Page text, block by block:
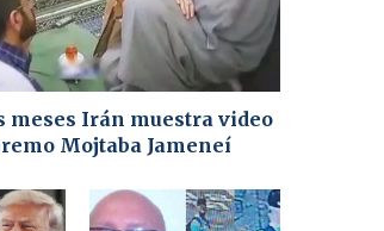
meses Irán muestra video
Mojtaba Jameneí